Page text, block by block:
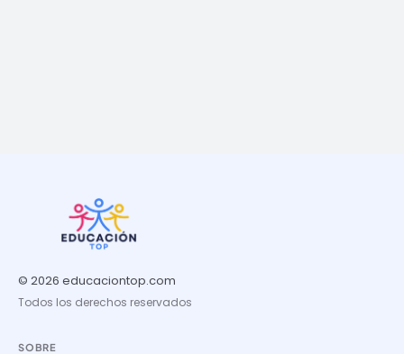
© 2026 educaciontop.com
Todos los derechos reservados
SOBRE